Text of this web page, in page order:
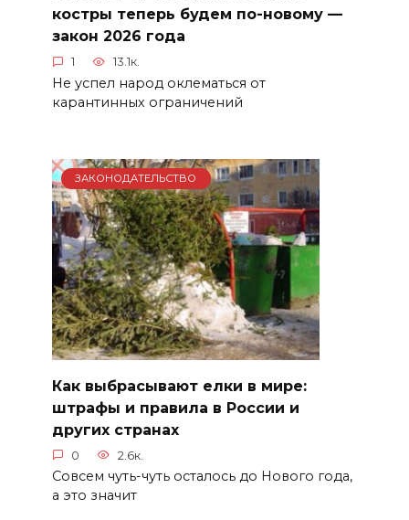
костры теперь будем по-новому —
закон 2026 года
1 13.1к.
Не успел народ оклематься от
карантинных ограничений
ЗАКОНОДАТЕЛЬСТВО
Как выбрасывают елки в мире:
штрафы и правила в России и
других странах
0 2.6к.
Совсем чуть-чуть осталось до Нового года,
а это значит